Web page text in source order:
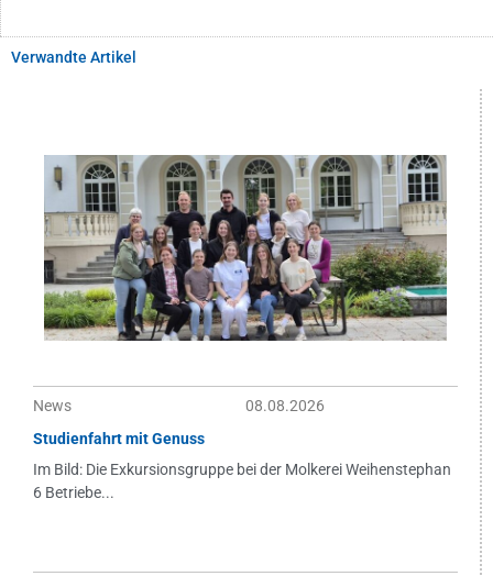
Verwandte Artikel
News
08.08.2026
Studienfahrt mit Genuss
Im Bild: Die Exkursionsgruppe bei der Molkerei Weihenstephan
6 Betriebe...